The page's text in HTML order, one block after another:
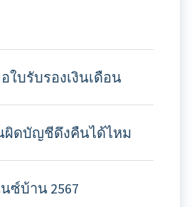
บรับรองเงินเดือน
ผิดบัญชีดึงคืนได้ไหม
ซ์บ้าน 2567